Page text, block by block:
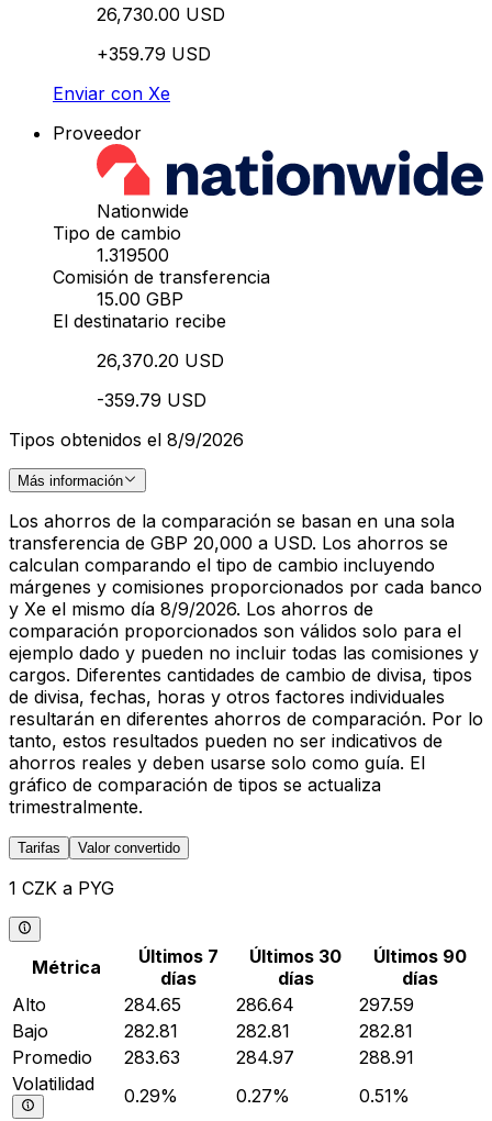
26,730.00 USD
+359.79 USD
Enviar con Xe
Proveedor
Nationwide
Tipo de cambio
1.319500
Comisión de transferencia
15.00 GBP
El destinatario recibe
26,370.20 USD
-359.79 USD
Tipos obtenidos el 8/9/2026
Más información
Los ahorros de la comparación se basan en una sola
transferencia de GBP 20,000 a USD. Los ahorros se
calculan comparando el tipo de cambio incluyendo
márgenes y comisiones proporcionados por cada banco
y Xe el mismo día 8/9/2026. Los ahorros de
comparación proporcionados son válidos solo para el
ejemplo dado y pueden no incluir todas las comisiones y
cargos. Diferentes cantidades de cambio de divisa, tipos
de divisa, fechas, horas y otros factores individuales
resultarán en diferentes ahorros de comparación. Por lo
tanto, estos resultados pueden no ser indicativos de
ahorros reales y deben usarse solo como guía. El
gráfico de comparación de tipos se actualiza
trimestralmente.
Tarifas Valor convertido
1 CZK a PYG
Métrica
Últimos 7
días
Últimos 30
días
Últimos 90
días
Alto
284.65 286.64
297.59
Bajo
282.81 282.81
282.81
Promedio
283.63 284.97
288.91
Volatilidad
0.29% 0.27% 0.51%